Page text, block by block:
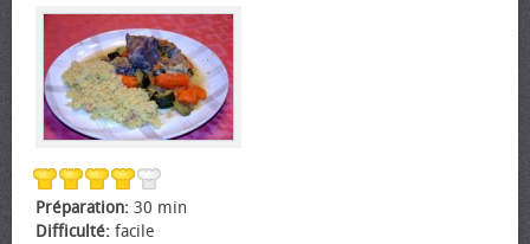
Préparation: 30 min
Difficulté: facile